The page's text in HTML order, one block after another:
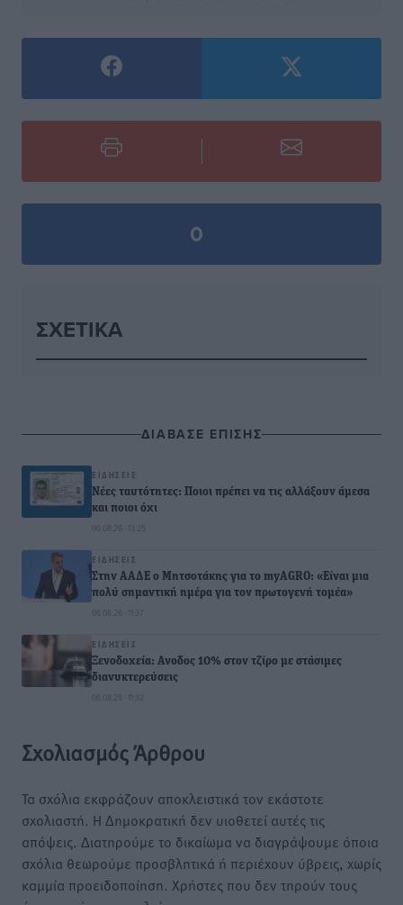
0
ΣΧΕΤΙΚΆ
ΔΙΑΒΑΣΕ ΕΠΙΣΗΣ
ΕΙΔΉΣΕΙΣ
Νέες ταυτότητες: Ποιοι πρέπει να τις αλλάξουν άμεσα
και ποιοι όχι
06.08.26 · 13:25
ΕΙΔΉΣΕΙΣ
Στην ΑΑΔΕ ο Μητσοτάκης για το myAGRO: «Είναι μια
πολύ σημαντική ημέρα για τον πρωτογενή τομέα»
06.08.26 · 11:37
ΕΙΔΉΣΕΙΣ
Ξενοδοχεία: Ανοδος 10% στον τζίρο με στάσιμες
διανυκτερεύσεις
06.08.26 · 11:32
Σχολιασμός Άρθρου
Τα σχόλια εκφράζουν αποκλειστικά τον εκάστοτε
σχολιαστή. Η Δημοκρατική δεν υιοθετεί αυτές τις
απόψεις. Διατηρούμε το δικαίωμα να διαγράψουμε όποια
σχόλια θεωρούμε προσβλητικά ή περιέχουν ύβρεις, χωρίς
καμμία προειδοποίηση. Χρήστες που δεν τηρούν τους